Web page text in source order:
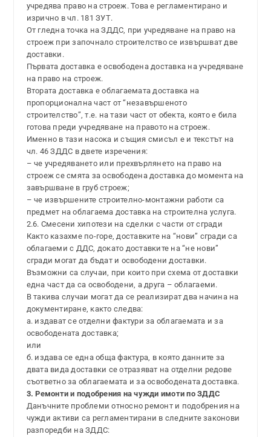
учредява право на строеж. Това е регламентирано и
изрично в чл. 181 ЗУТ.
От гледна точка на ЗДДС, при учредяване на право на
строеж при започнало строителство се извършват две
доставки.
Първата доставка е освободена доставка на учредяване
на право на строеж.
Втората доставка е облагаемата доставка на
пропорционална част от “незавършеното
строителство”, т.е. на тази част от обекта, която е била
готова преди учредяване на правото на строеж.
Именно в тази насока и същия смисъл е и текстът на
чл. 46 ЗДДС в двете изречения:
– че учредяването или прехвърлянето на право на
строеж се смята за освободена доставка до момента на
завършване в груб строеж;
– че извършените строително-монтажни работи са
предмет на облагаема доставка на строителна услуга.
2.6. Смесени хипотези на сделки с части от сгради
Както казахме по-горе, доставките на “нови” сгради са
облагаеми с ДДС, докато доставките на “не нови”
сгради могат да бъдат и освободени доставки.
Възможни са случаи, при които при схема от доставки
една част да са освободени, а друга – облагаеми.
В такива случаи могат да се реализират два начина на
документиране, както следва:
а. издават се отделни фактури за облагаемата и за
освободената доставка;
или
б. издава се една обща фактура, в която данните за
двата вида доставки се отразяват на отделни редове
съответно за облагаемата и за освободената доставка.
3. Ремонти и подобрения на чужди имоти по ЗДДС
Данъчните проблеми относно ремонт и подобрения на
чужди активи са регламентирани в следните законови
разпоредби на ЗДДС: